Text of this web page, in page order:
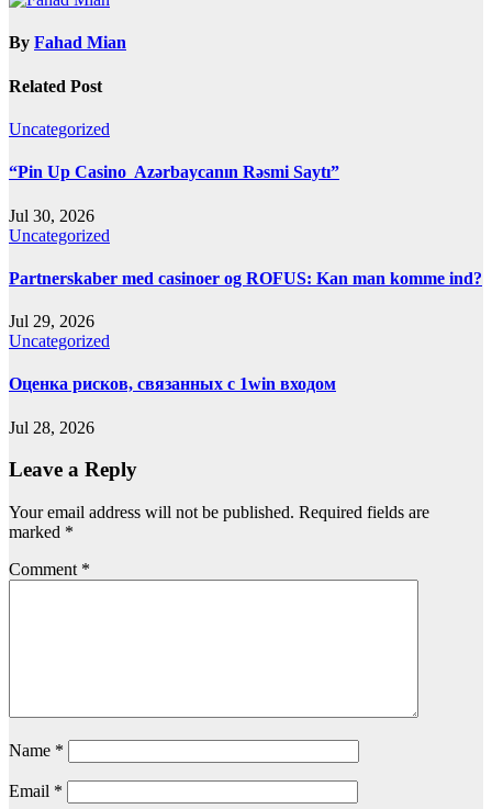
By Fahad Mian
Related Post
Uncategorized
“Pin Up Casino ️ Azərbaycanın Rəsmi Saytı”
Jul 30, 2026
Uncategorized
Partnerskaber med casinoer og ROFUS: Kan man komme ind?
Jul 29, 2026
Uncategorized
Оценка рисков, связанных с 1win входом
Jul 28, 2026
Leave a Reply
Your email address will not be published. Required fields are
marked *
Comment *
Name *
Email *